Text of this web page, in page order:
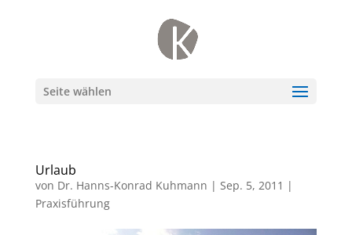
Seite wählen
Urlaub
von Dr. Hanns-Konrad Kuhmann | Sep. 5, 2011 |
Praxisführung